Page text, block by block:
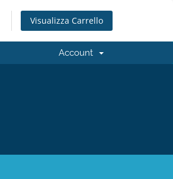
Visualizza Carrello
Account